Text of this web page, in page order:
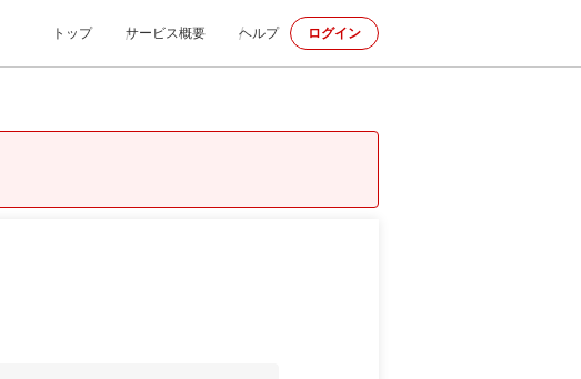
トップ サービス概要 ヘルプ ログイン